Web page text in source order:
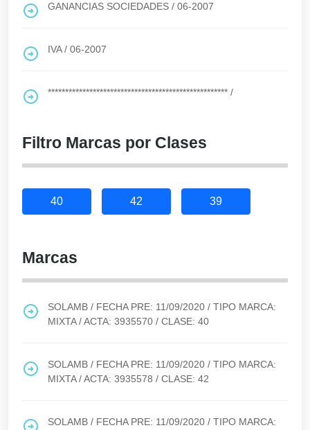
GANANCIAS SOCIEDADES / 06-2007
IVA/ 06-2007
**************************************************** /
Filtro Marcas por Clases
40 42 39
Marcas
SOLAMB / FECHA PRE: 11/09/2020 / TIPO MARCA:
MIXTA/ ACTA: 3935570 / CLASE: 40
SOLAMB / FECHA PRE: 11/09/2020 / TIPO MARCA:
MIXTA/ ACTA: 3935578 / CLASE: 42
SOLAMB / FECHA PRE: 11/09/2020 / TIPO MARCA: